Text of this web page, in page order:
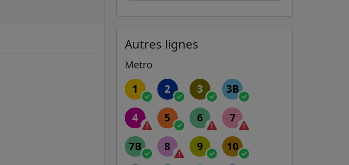
Autres lignes
Metro
1 2 3 3B
4 5 6 7
7B 8 9 10